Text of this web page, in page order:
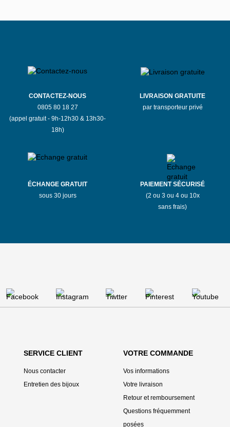
CONTACTEZ-NOUS
0805 80 18 27
(appel gratuit - 9h-12h30 & 13h30-
18h)
LIVRAISON GRATUITE
par transporteur privé
ÉCHANGE GRATUIT
sous 30 jours
PAIEMENT SÉCURISÉ
(2 ou 3 ou 4 ou 10x
sans frais)
SERVICE CLIENT
Nous contacter
Entretien des bijoux
VOTRE COMMANDE
Vos informations
Votre livraison
Retour et remboursement
Questions fréquemment
posées